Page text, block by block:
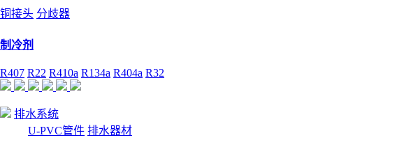
铜接头 分歧器
制冷剂
R407 R22 R410a R134a R404a R32
排水系统
U-PVC管件 排水器材